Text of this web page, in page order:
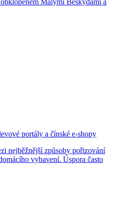
portály a čínské e-shopy
nejběžnější způsoby pořizování
vybavení. Úspora často